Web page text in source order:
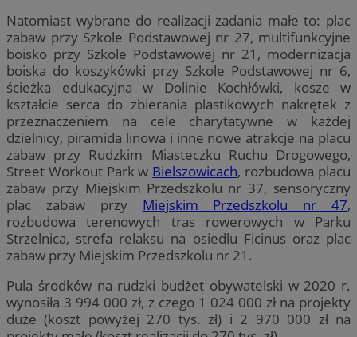
Natomiast wybrane do realizacji zadania małe to: plac
zabaw przy Szkole Podstawowej nr 27, multifunkcyjne
boisko przy Szkole Podstawowej nr 21, modernizacja
boiska do koszykówki przy Szkole Podstawowej nr 6,
ścieżka edukacyjna w Dolinie Kochłówki, kosze w
kształcie serca do zbierania plastikowych nakrętek z
przeznaczeniem na cele charytatywne w każdej
dzielnicy, piramida linowa i inne nowe atrakcje na placu
zabaw przy Rudzkim Miasteczku Ruchu Drogowego,
Street Workout Park w Bielszowicach, rozbudowa placu
zabaw przy Miejskim Przedszkolu nr 37, sensoryczny
plac zabaw przy Miejskim Przedszkolu nr 47,
rozbudowa terenowych tras rowerowych w Parku
Strzelnica, strefa relaksu na osiedlu Ficinus oraz plac
zabaw przy Miejskim Przedszkolu nr 21.
Pula środków na rudzki budżet obywatelski w 2020 r.
wynosiła 3 994 000 zł, z czego 1 024 000 zł na projekty
duże (koszt powyżej 270 tys. zł) i 2 970 000 zł na